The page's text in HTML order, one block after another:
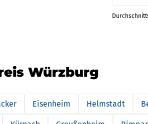
Würzburg
Eisenheim Helmstadt